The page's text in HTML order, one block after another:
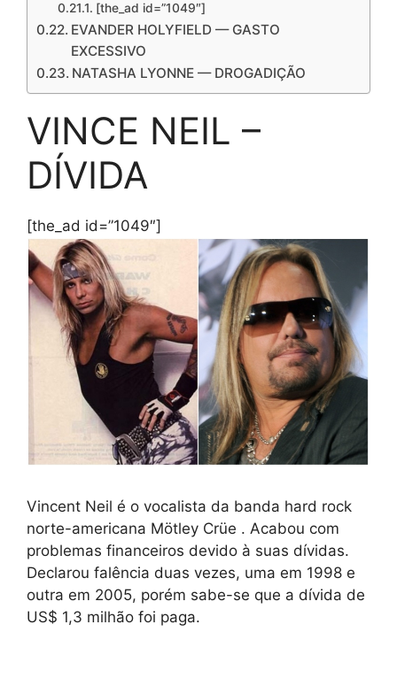
[the_ad id=”1049″]
EVANDER HOLYFIELD — GASTO
EXCESSIVO
NATASHA LYONNE — DROGADIÇÃO
VINCE NEIL –
DÍVIDA
[the_ad id=”1049″]
Vincent Neil é o vocalista da banda hard rock
norte-americana Mötley Crüe . Acabou com
problemas financeiros devido à suas dívidas.
Declarou falência duas vezes, uma em 1998 e
outra em 2005, porém sabe-se que a dívida de
US$ 1,3 milhão foi paga.